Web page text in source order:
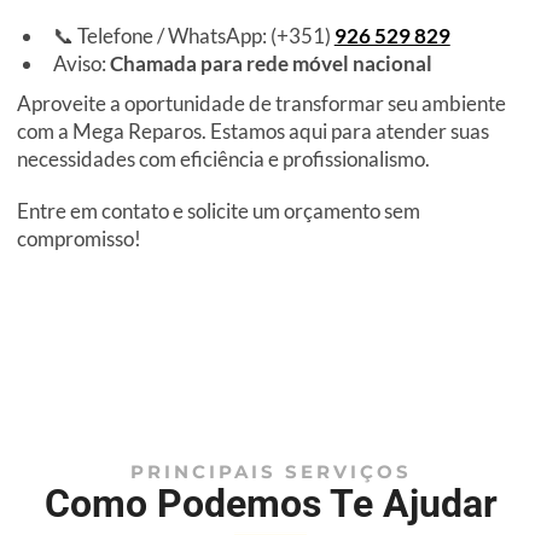
📞 Telefone / WhatsApp: (+351) 926 529 829
Aviso:Chamada para rede móvel nacional
Aproveite a oportunidade de transformar seu ambiente
com a Mega Reparos. Estamos aqui para atender suas
necessidades com eficiência e profissionalismo.
Entre em contato e solicite um orçamento sem
compromisso!
PRINCIPAIS SERVIÇOS
Como Podemos Te Ajudar